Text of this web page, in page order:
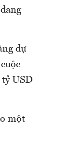
dự
tỷ USD
một